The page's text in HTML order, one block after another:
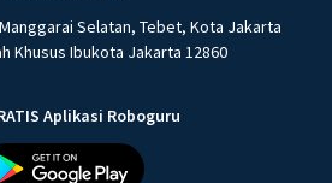
Selatan, Tebet, Kota Jakarta
Khusus Ibukota Jakarta 12860
Aplikasi Roboguru